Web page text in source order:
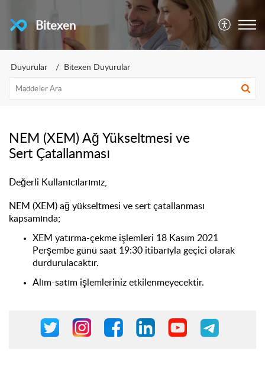
Bitexen
Duyurular Bitexen Duyurular
NEM (XEM) Ağ Yükseltmesi ve
Sert Çatallanması
Değerli Kullanıcılarımız,
NEM (XEM) ağ yükseltmesi ve sert çatallanması
kapsamında;
XEM yatırma-çekme işlemleri 18 Kasım 2021
Perşembe günü saat 19:30 itibarıyla geçici olarak
durdurulacaktır.
Alım-satım işlemleriniz etkilenmeyecektir.